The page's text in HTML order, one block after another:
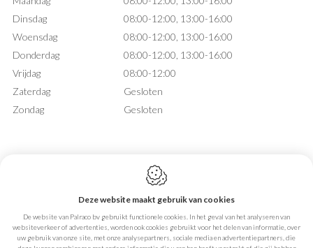
Dinsdag
08:00-12:00, 13:00-16:00
Woensdag
08:00-12:00, 13:00-16:00
Donderdag
08:00-12:00, 13:00-16:00
Vrijdag
08:00-12:00
Zaterdag
Gesloten
Zondag
Gesloten
Webdesign by IDcreation 2026
Cookie policy
Privacy policy
Deze website maakt gebruik van cookies
De website van Palraco bv gebruikt functionele cookies. In het geval van het analyseren van
websiteverkeer of advertenties, worden ook cookies gebruikt voor het delen van informatie, over
uw gebruik van onze site, met onze analysepartners, sociale media en advertentiepartners, die